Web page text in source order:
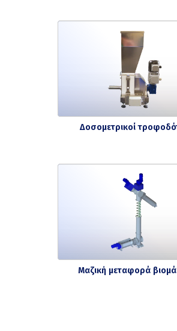
Δοσομετρικοί
Μαζική μεταφορά